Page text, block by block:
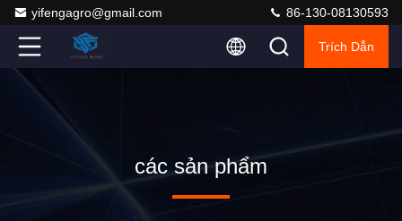
yifengagro@gmail.com 86-130-08130593
Trích Dẫn
các sản phẩm